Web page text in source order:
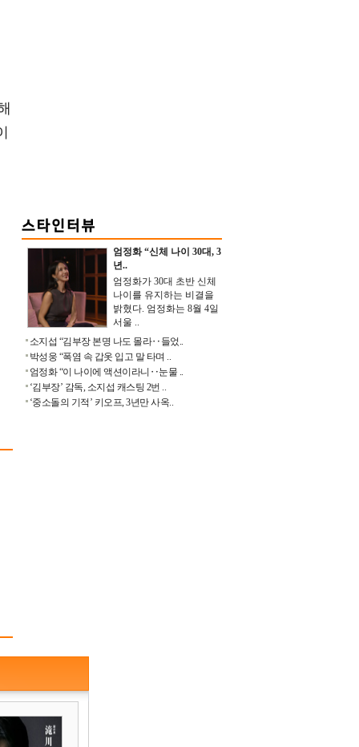
엄정화 “신체 나이 30대, 3
년..
엄정화가 30대 초반 신체
나이를 유지하는 비결을
밝혔다. 엄정화는 8월 4일
서울 ..
소지섭 “김부장 본명 나도 몰라‥들었..
박성웅 “폭염 속 갑옷 입고 말 타며 ..
엄정화 “이 나이에 액션이라니‥눈물 ..
‘김부장’ 감독, 소지섭 캐스팅 2번 ..
‘중소돌의 기적’ 키오프, 3년만 사옥..